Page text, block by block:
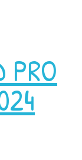
PRO